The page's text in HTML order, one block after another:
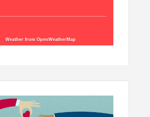
Weather from OpenWeatherMap